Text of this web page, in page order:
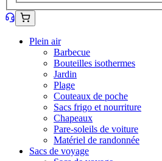
Plein air
Barbecue
Bouteilles isothermes
Jardin
Plage
Couteaux de poche
Sacs frigo et nourriture
Chapeaux
Pare-soleils de voiture
Matériel de randonnée
Sacs de voyage